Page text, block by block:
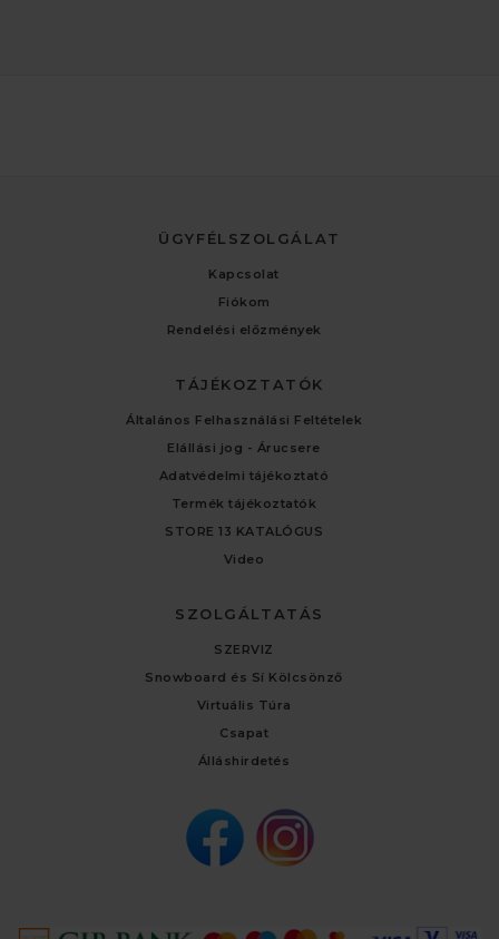
ÜGYFÉLSZOLGÁLAT
Kapcsolat
Fiókom
Rendelési előzmények
TÁJÉKOZTATÓK
Általános Felhasználási Feltételek
Elállási jog - Árucsere
Adatvédelmi tájékoztató
Termék tájékoztatók
STORE 13 KATALÓGUS
Video
SZOLGÁLTATÁS
SZERVIZ
Snowboard és Sí Kölcsönző
Virtuális Túra
Csapat
Álláshirdetés